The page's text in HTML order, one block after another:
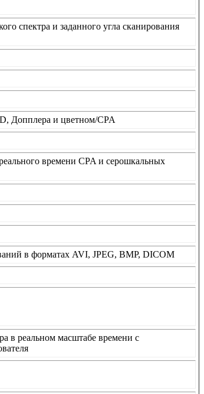
спектра и заданного угла сканирования
Допплера и цветном/CPA
времени CPA и серошкальных
в форматах AVI, JPEG, BMP, DICOM
в реальном масштабе времени с